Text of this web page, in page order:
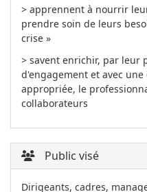
> apprennent à nourrir
prendre soin de leurs
crise »
> savent enrichir, par leur
d'engagement et avec
appropriée, le
collaborateurs
Public visé
Dirigeants, cadres,